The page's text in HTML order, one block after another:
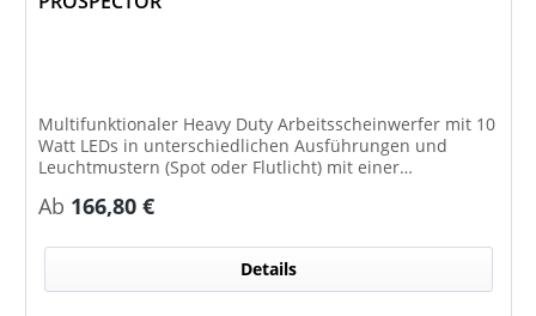
Multifunktionaler Heavy Duty Arbeitsscheinwerfer mit 10
Watt LEDs in unterschiedlichen Ausführungen und
Leuchtmustern (Spot oder Flutlicht) mit einer
Schutzklasse.
Regulärer Preis:
Ab 166,80 €
Details